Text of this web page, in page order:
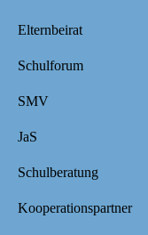
Elternbeirat
Schulforum
SMV
JaS
Schulberatung
Kooperationspartner